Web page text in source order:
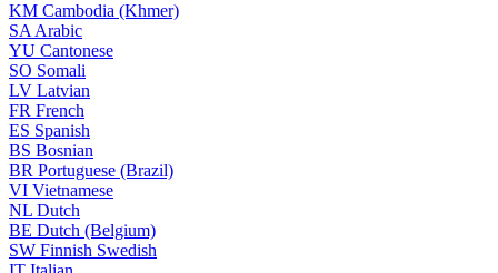
KM Cambodia (Khmer)
SA Arabic
YU Cantonese
SO Somali
LV Latvian
FR French
ES Spanish
BS Bosnian
BR Portuguese (Brazil)
VI Vietnamese
NL Dutch
BE Dutch (Belgium)
SW Finnish Swedish